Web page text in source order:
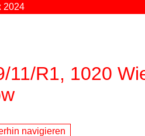
2024
11/R1, 1020
navigieren